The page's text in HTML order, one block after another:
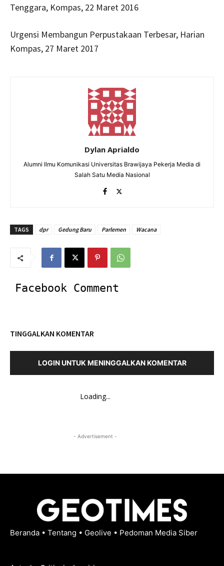
Tenggara, Kompas, 22 Maret 2016
Urgensi Membangun Perpustakaan Terbesar, Harian
Kompas, 27 Maret 2017
Dylan Aprialdo
Alumni Ilmu Komunikasi Universitas Brawijaya Pekerja Media di
Salah Satu Media Nasional
TAGS dpr Gedung Baru Parlemen Wacana
Facebook Comment
TINGGALKAN KOMENTAR
LOGIN UNTUK MENINGGALKAN KOMENTAR
Loading...
- Advertisement -
Beranda • Tentang • Geolive • Pedoman Media Siber